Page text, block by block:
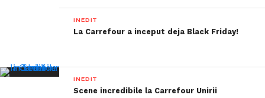
INEDIT
La Carrefour a inceput deja Black Friday!
INEDIT
Scene incredibile la Carrefour Unirii